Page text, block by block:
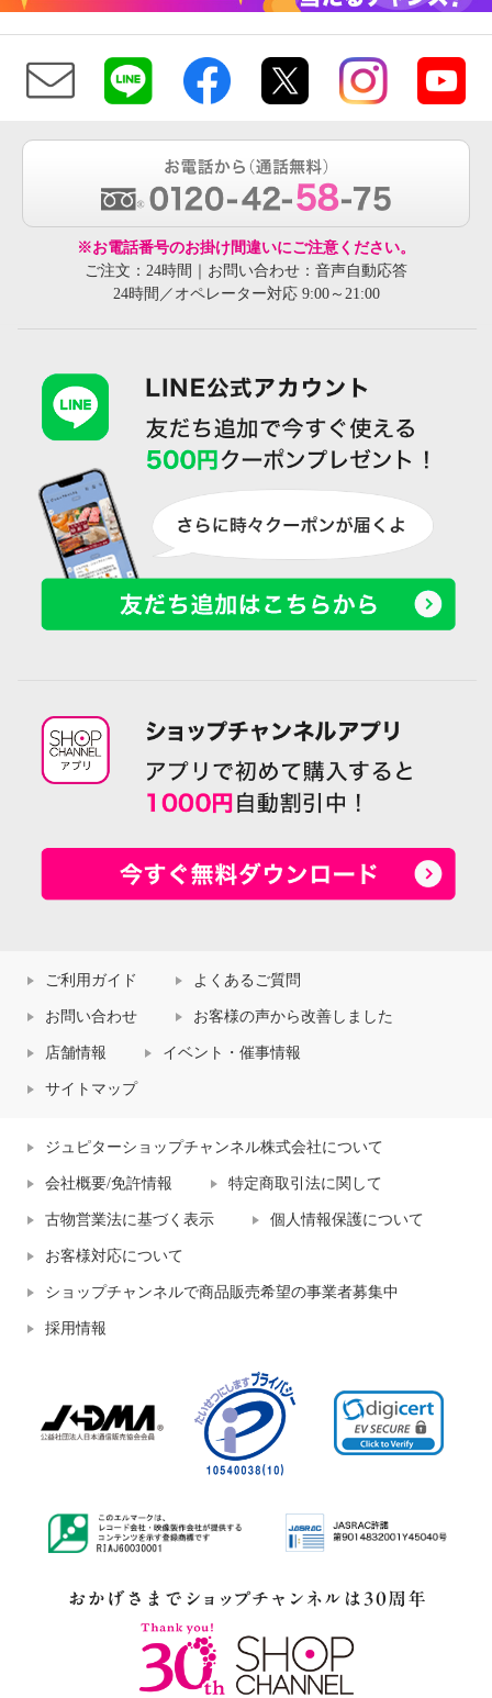
※お電話番号のお掛け間違いにご注意ください。
ご注文：24時間｜お問い合わせ：音声自動応答
24時間／オペレーター対応 9:00～21:00
ご利用ガイド よくあるご質問
お問い合わせ お客様の声から改善しました
店舗情報 イベント・催事情報
サイトマップ
ジュピターショップチャンネル株式会社について
会社概要/免許情報 特定商取引法に関して
古物営業法に基づく表示 個人情報保護について
お客様対応について
ショップチャンネルで商品販売希望の事業者募集中
採用情報